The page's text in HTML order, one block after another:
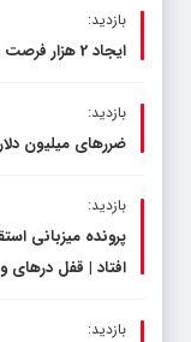
بازدید:
ایجاد 2 هزار فرصت شغلی برای مددجویان طی ۵ سال گذشته
بازدید:
ضررهای میلیون
بازدید:
پرونده میزبانی
افتاد | قفل در‌های
بازدید: